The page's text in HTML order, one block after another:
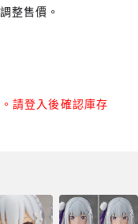
整售價。
請登入後確認庫存